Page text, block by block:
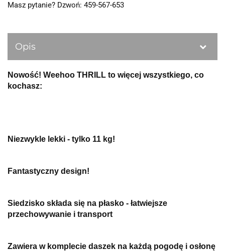
Masz pytanie? Dzwoń: 459-567-653
Opis
Nowość! Weehoo THRILL to więcej wszystkiego, co
kochasz:
Niezwykle lekki - tylko 11 kg!
Fantastyczny design!
Siedzisko składa się na płasko - łatwiejsze
przechowywanie i transport
Zawiera w komplecie daszek na każdą pogodę i osłonę